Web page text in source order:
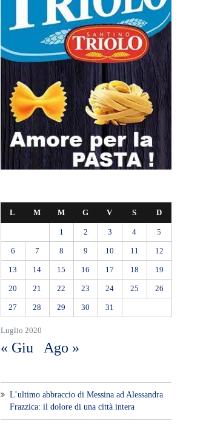
Luglio 2020
L M M G V S D
1 2 3 4 5
6 7 8 9 10 11 12
13 14 15 16 17 18 19
20 21 22 23 24 25 26
27 28 29 30 31
« Giu Ago »
L’ultimo abbraccio di Messina ad Alessandra
Frazzica: il dolore di una città intera